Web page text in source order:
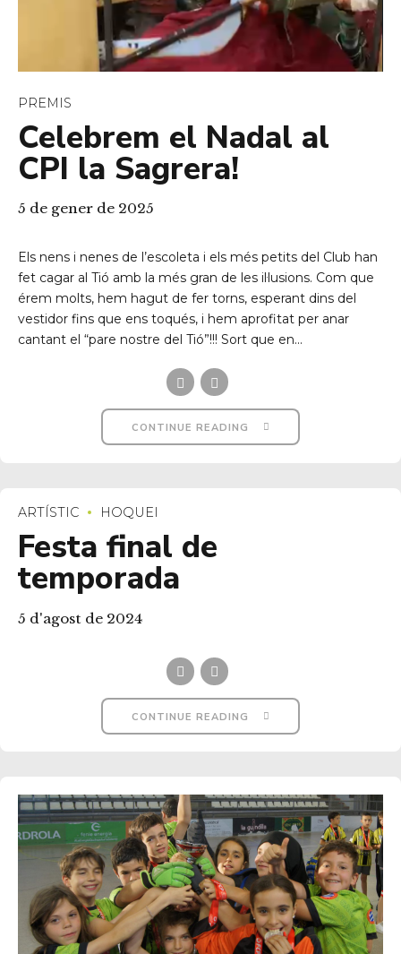
PREMIS
Celebrem el Nadal al
CPI la Sagrera!
5 de gener de 2025
Els nens i nenes de l’escoleta i els més petits del Club han
fet cagar al Tió amb la més gran de les il·lusions. Com que
érem molts, hem hagut de fer torns, esperant dins del
vestidor fins que ens toqués, i hem aprofitat per anar
cantant el “pare nostre del Tió”!!! Sort que en...
CONTINUE READING
ARTÍSTIC HOQUEI
Festa final de
temporada
5 d'agost de 2024
CONTINUE READING